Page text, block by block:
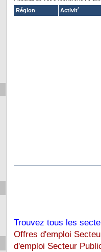
Région
Activit´
Trouvez tous les
Offres d'emploi
d'emploi Secteur